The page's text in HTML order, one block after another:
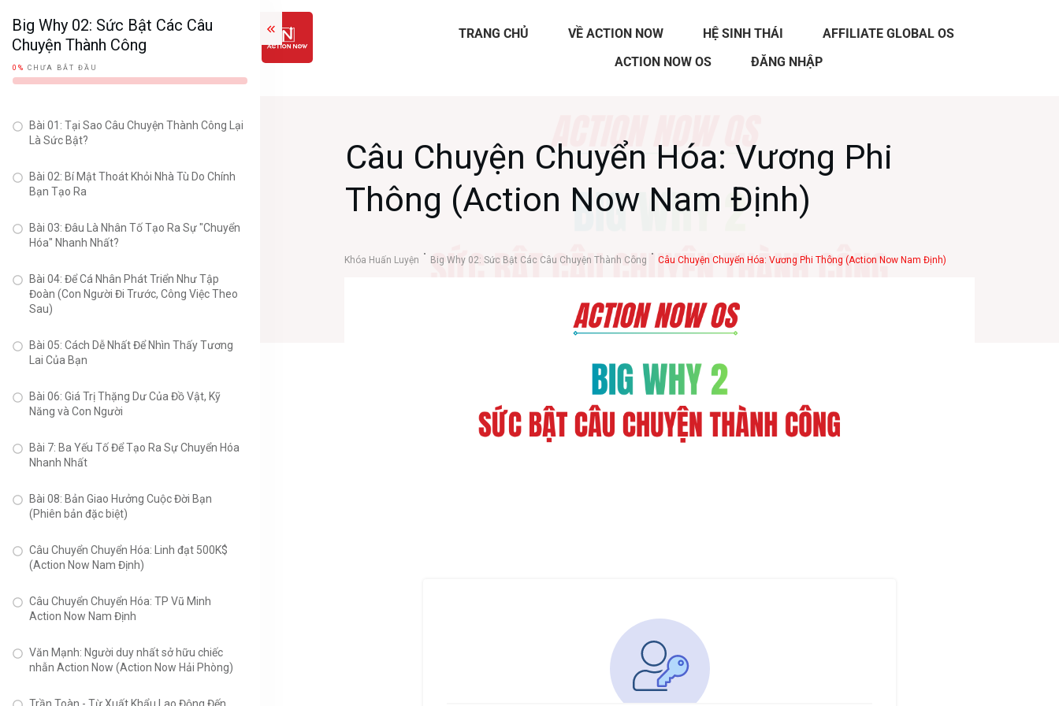
TRANG CHỦ VỀ ACTION NOW HỆ SINH THÁI
AFFILIATE GLOBAL OS
ACTION NOW OS
ĐĂNG NHẬP
Câu Chuyện Chuyển Hóa: Vương Phi
Thông (Action Now Nam Định)
Khóa Huấn Luyện Big Why 02: Sức Bật Các Câu Chuyện Thành Công Câu Chuyện Chuyển Hóa: Vương Phi Thông (Action Now Nam Định)
Big Why 02: Sức Bật Các Câu
Chuyện Thành Công
0% CHƯA BẮT ĐẦU
Bài 01: Tại Sao Câu Chuyện Thành Công Lại
Là Sức Bật?
Bài 02: Bí Mật Thoát Khỏi Nhà Tù Do Chính
Bạn Tạo Ra
Bài 03: Đâu Là Nhân Tố Tạo Ra Sự "Chuyển
Hóa" Nhanh Nhất?
Bài 04: Để Cá Nhân Phát Triển Như Tập
Đoàn (Con Người Đi Trước, Công Việc Theo
Sau)
Bài 05: Cách Dễ Nhất Để Nhìn Thấy Tương
Lai Của Bạn
Bài 06: Giá Trị Thặng Dư Của Đồ Vật, Kỹ
Năng và Con Người
Bài 7: Ba Yếu Tố Để Tạo Ra Sự Chuyển Hóa
Nhanh Nhất
Bài 08: Bản Giao Hưởng Cuộc Đời Bạn
(Phiên bản đặc biệt)
Câu Chuyển Chuyển Hóa: Linh đạt 500K$
(Action Now Nam Định)
Câu Chuyển Chuyển Hóa: TP Vũ Minh
Action Now Nam Định
Văn Mạnh: Người duy nhất sở hữu chiếc
nhẫn Action Now (Action Now Hải Phòng)